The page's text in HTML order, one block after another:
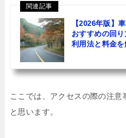
関連記事
【2026年版】
おすすめの回
利用法と料金を
ここでは、アクセスの際の注意
と思います。